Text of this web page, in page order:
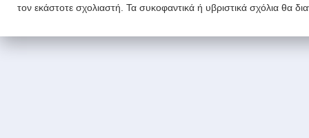
τον εκάστοτε σχολιαστή. Τα συκοφαντικά ή υβριστικά σχόλια θα